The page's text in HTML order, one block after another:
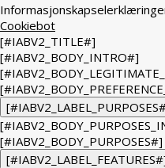
Cookiebot
[#IABV2_TITLE#]
[#IABV2_BODY_INTRO#]
[#IABV2_BODY_PURPOSES#]